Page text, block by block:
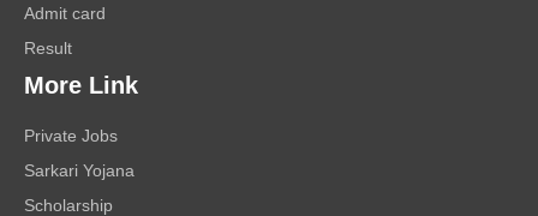
Admit card
Result
More Link
Private Jobs
Sarkari Yojana
Scholarship